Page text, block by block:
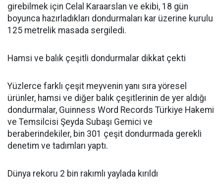
girebilmek için Celal Karaarslan ve ekibi, 18 gün
boyunca hazırladıkları dondurmaları kar üzerine kurulu
125 metrelik masada sergiledi.
Hamsi ve balık çeşitli dondurmalar dikkat çekti
Yüzlerce farklı çeşit meyvenin yanı sıra yöresel
ürünler, hamsi ve diğer balık çeşitlerinin de yer aldığı
dondurmalar, Guinness Word Records Türkiye Hakemi
ve Temsilcisi Şeyda Subaşı Gemici ve
beraberindekiler, bin 301 çeşit dondurmada gerekli
denetim ve tadımları yaptı.
Dünya rekoru 2 bin rakımlı yaylada kırıldı